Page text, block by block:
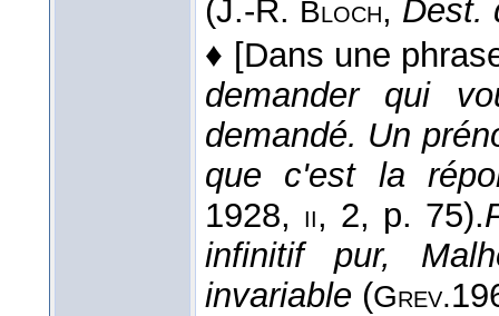
(J.-R. Bloch, Dest.
♦ [Dans une
demander qui
demandé. Un
que c'est la
1928, ii, 2, p. 75).
infinitif pur,
invariable (Grev.